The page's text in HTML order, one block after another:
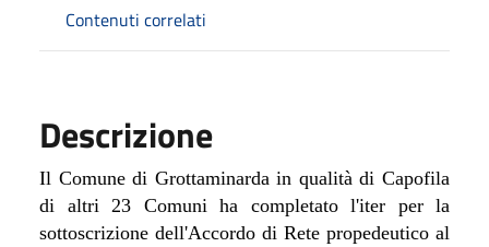
Contenuti correlati
Descrizione
Il Comune di Grottaminarda in qualità di Capofila
di altri 23 Comuni ha completato l'iter per la
sottoscrizione dell'Accordo di Rete propedeutico al